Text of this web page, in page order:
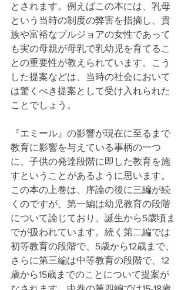
とされます。例えばこの本には、乳母
という当時の制度の弊害を指摘し、貴
族や富裕なブルジョアの女性であって
も実の母親が母乳で乳幼児を育てるこ
との重要性が教えられています。こう
した提案などは、当時の社会において
は驚くべき提案として受け入れられた
ことでしょう。
『エミール』の影響が現在に至るまで
教育に影響を与えている事柄の一つ
に、子供の発達段階に即した教育を施
すということがあるように思います。
この本の上巻は、序論の後に三編が続
くのですが、第一編は幼児教育の段階
について論じており、誕生から5歳頃ま
でが扱われています。続く第二編では
初等教育の段階で、5歳から12歳まで、
さらに第三編は中等教育の段階で、12
歳から15歳までのことについて提案が